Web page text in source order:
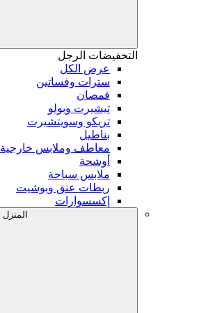
التخفيضات الرجل
عرض الكل
سترات وفساتين
قمصان
تيشيرت وبولو
تريكو وسويتشيرت
بناطيل
معاطف وملابس خارجية
أوشحة
ملابس سباحة
ربطات عنق وبوشيت
إكسسوارات
المنزل